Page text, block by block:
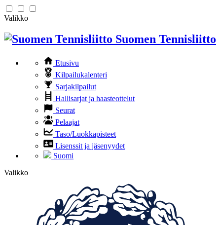
Valikko
Suomen Tennisliitto
Etusivu
Kilpailukalenteri
Sarjakilpailut
Hallisarjat ja haasteottelut
Seurat
Pelaajat
Taso/Luokkapisteet
Lisenssit ja jäsenyydet
Suomi
Valikko